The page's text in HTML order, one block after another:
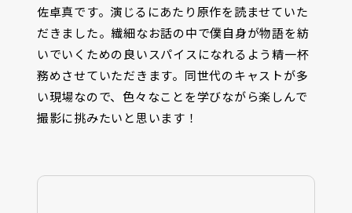
佐卓真です。演じるにあたり原作を読ませていた
だきました。繊細なお話の中で僕自身が物語を紡
いでいくための良いスパイスになれるよう精一杯
務めさせていただきます。同世代のキャストが多
い現場なので、色々なことを学びながら楽しんで
撮影に挑みたいと思います！